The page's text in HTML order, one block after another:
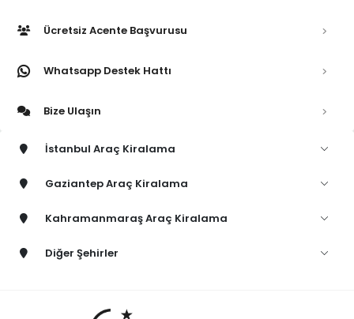
Ücretsiz Acente Başvurusu
Whatsapp Destek Hattı
Bize Ulaşın
İstanbul Araç Kiralama
Gaziantep Araç Kiralama
Kahramanmaraş Araç Kiralama
Diğer Şehirler